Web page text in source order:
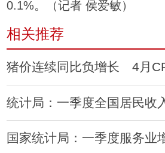
0.1%。（记者 侯爱敏）
相关推荐
猪价连续同比负增长 4月
统计局：一季度全国居民收